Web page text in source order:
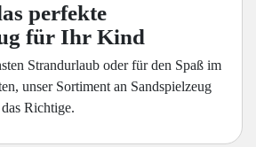
perfekte
für Ihr Kind
Strandurlaub oder für den Spaß im
unser Sortiment an Sandspielzeug
Richtige.